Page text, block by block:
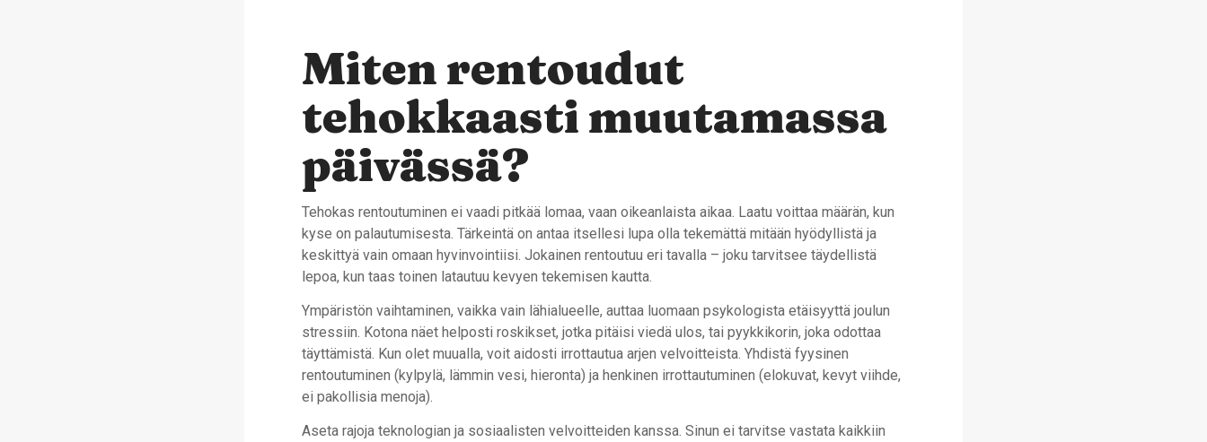
Miten rentoudut
tehokkaasti muutamassa
päivässä?
Tehokas rentoutuminen ei vaadi pitkää lomaa, vaan oikeanlaista aikaa. Laatu voittaa määrän, kun
kyse on palautumisesta. Tärkeintä on antaa itsellesi lupa olla tekemättä mitään hyödyllistä ja
keskittyä vain omaan hyvinvointiisi. Jokainen rentoutuu eri tavalla – joku tarvitsee täydellistä
lepoa, kun taas toinen latautuu kevyen tekemisen kautta.
Ympäristön vaihtaminen, vaikka vain lähialueelle, auttaa luomaan psykologista etäisyyttä joulun
stressiin. Kotona näet helposti roskikset, jotka pitäisi viedä ulos, tai pyykkikorin, joka odottaa
täyttämistä. Kun olet muualla, voit aidosti irrottautua arjen velvoitteista. Yhdistä fyysinen
rentoutuminen (kylpylä, lämmin vesi, hieronta) ja henkinen irrottautuminen (elokuvat, kevyt viihde,
ei pakollisia menoja).
Aseta rajoja teknologian ja sosiaalisten velvoitteiden kanssa. Sinun ei tarvitse vastata kaikkiin